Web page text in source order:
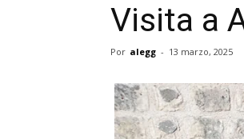
Visita a
Por alegg - 13 marzo, 2025